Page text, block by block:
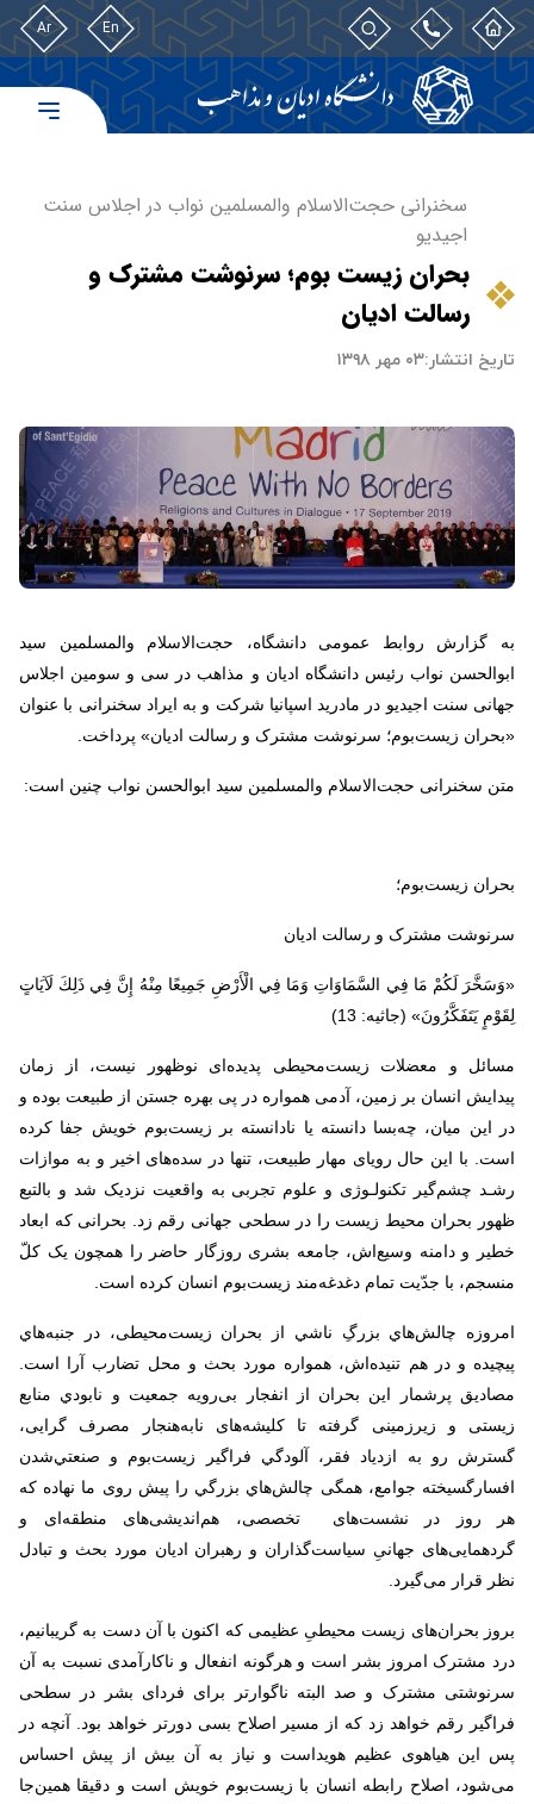
En
Ar
سخنرانی حجت‌الاسلام والمسلمین نواب در اجلاس سنت
اجیدیو
بحران زیست بوم؛ سرنوشت مشترک و
رسالت ادیان
تاریخ انتشار:۰۳ مهر ۱۳۹۸
به گزارش روابط عمومی دانشگاه، حجت‌الاسلام والمسلمین سید
ابوالحسن نواب رئیس دانشگاه ادیان و مذاهب در سی و سومین اجلاس
جهانی سنت اجیدیو در مادرید اسپانیا شرکت و به ایراد سخنرانی با عنوان
«بحران زیست‌بوم؛ سرنوشت مشترک و رسالت ادیان» پرداخت
متن سخنرانی حجت‌الاسلام والمسلمین سید ابوالحسن نواب چنین است:
بحران زیستبوم؛
سرنوشت مشترک و رسالت ادیان
«وَسَخَّرَ لَكُمْ مَا فِي السَّمَاوَاتِ وَمَا فِي الْأَرْضِ جَمِيعًا مِنْهُ إِنَّ فِي ذَلِكَ لَآيَاتٍ
لِقَوْمٍ يَتَفَكَّرُونَ» (جاثیه: 13)
مسائل و معضلات زیست‌محیطی پدیده‌ای نوظهور نیست، از زمان
پیدایش انسان بر زمین، آدمی همواره در پی بهره جستن از طبیعت بوده و
در این میان، چه‌بسا دانسته یا نادانسته بر زیست‌بوم خویش جفا کرده
است. با این حال رویای مهار طبیعت، تنها در سده‌های اخیر و به موازات
رشـد چشم‌گیر تكنولـوژی و علوم تجربی به واقعیت نزدیک شد و بالتبع
ظهور بحران محیط زیست را در سطحی جهانی رقم زد. بحرانی که ابعاد
خطیر و دامنه وسیع‌اش، جامعه بشری روزگار حاضر را همچون یک کلّ
منسجم، با جدّیت تمام دغدغه‌مند زیست‌بوم انسان کرده است.
امروزه چالش‌هاي‌ بزرگِ‌ ناشي‌ از بحران‌ زيست‌محيطی، در جنبه‌هاي‌
پيچيده‌ و در هم تنیده‌اش، همواره‌ مورد بحث و محل تضارب آرا‌ است‌.
مصادیق پرشمار این بحران از انفجار بی‌رویه جمعيت‌ و نابودي‌ منابع‌
زیستی و زیرزمینی گرفته تا کلیشههای نابه‌هنجار مصرف‌ گرایی،
گسترش‌ رو به ازدیاد فقر، آلودگي‌ فراگیر زیست‌بوم و صنعتي‌شدن‌
افسارگسيخته‌ جوامع، همگی چالش‌هاي‌ بزرگي‌ را پيش‌ روی‌ ما نهاده که
هر روز در نشست‌های تخصصی، هم‌اندیشی‌های منطقه‌ای و
گردهمایی‌های جهانیِ سیاست‌گذاران و رهبران ادیان مورد بحث و تبادل
نظر قرار می‌گیرد.
بروز بحران‌های زیست محیطیِ عظیمی که اکنون با آن دست به گریبانیم،
درد مشترک امروز بشر است و هرگونه انفعال و ناکارآمدی نسبت به آن
سرنوشتی مشترک و صد البته ناگوارتر برای فردای بشر در سطحی
فراگیر رقم خواهد زد که از مسیر اصلاح بسی دورتر خواهد بود. آنچه‌ در
پس این هیاهوی عظیم هویداست و نياز به‌ آن‌ بيش‌ از پيش‌ احساس
می‌شود، اصلاح‌ رابطه‌ انسان‌ با زیست‌بوم خویش است‌ و دقیقا همین‌جا